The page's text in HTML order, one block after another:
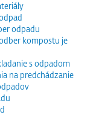
odpadu
kompostu je
s odpadom
na predchádzanie